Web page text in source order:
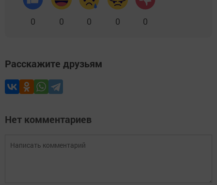
0 0 0 0 0
Расскажите друзьям
Нет комментариев